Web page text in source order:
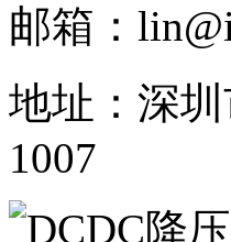
邮箱：
地址：深
1007